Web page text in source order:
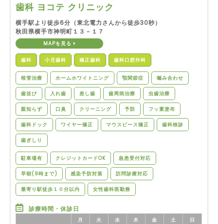
歯科 ヨコテ クリニック
横手駅より徒歩6分（東北電力さんから徒歩30秒）
秋田県横手市神明町１３－１７
MAPを見る
歯科 小児歯科 矯正歯科 歯科口腔外科
根管治療 ホームホワイトニング 顎関節症 噛み合わせ
歯並び 入れ歯 差し歯 歯周病治療 虫歯治療
親知らず 口臭 クリーニング 予防 フッ素塗布
歯科ドック ワイヤー矯正 マウスピース矯正 歯科検診
歯ぎしり
駐車場有 クレジットカードOK 急患受付対応
早朝(9時まで) 感染予防対策 訪問診療対応
最寄り駅徒歩１０分以内 女性歯科医勤務
診療時間・休診日
月 火 水 木 金 土
日